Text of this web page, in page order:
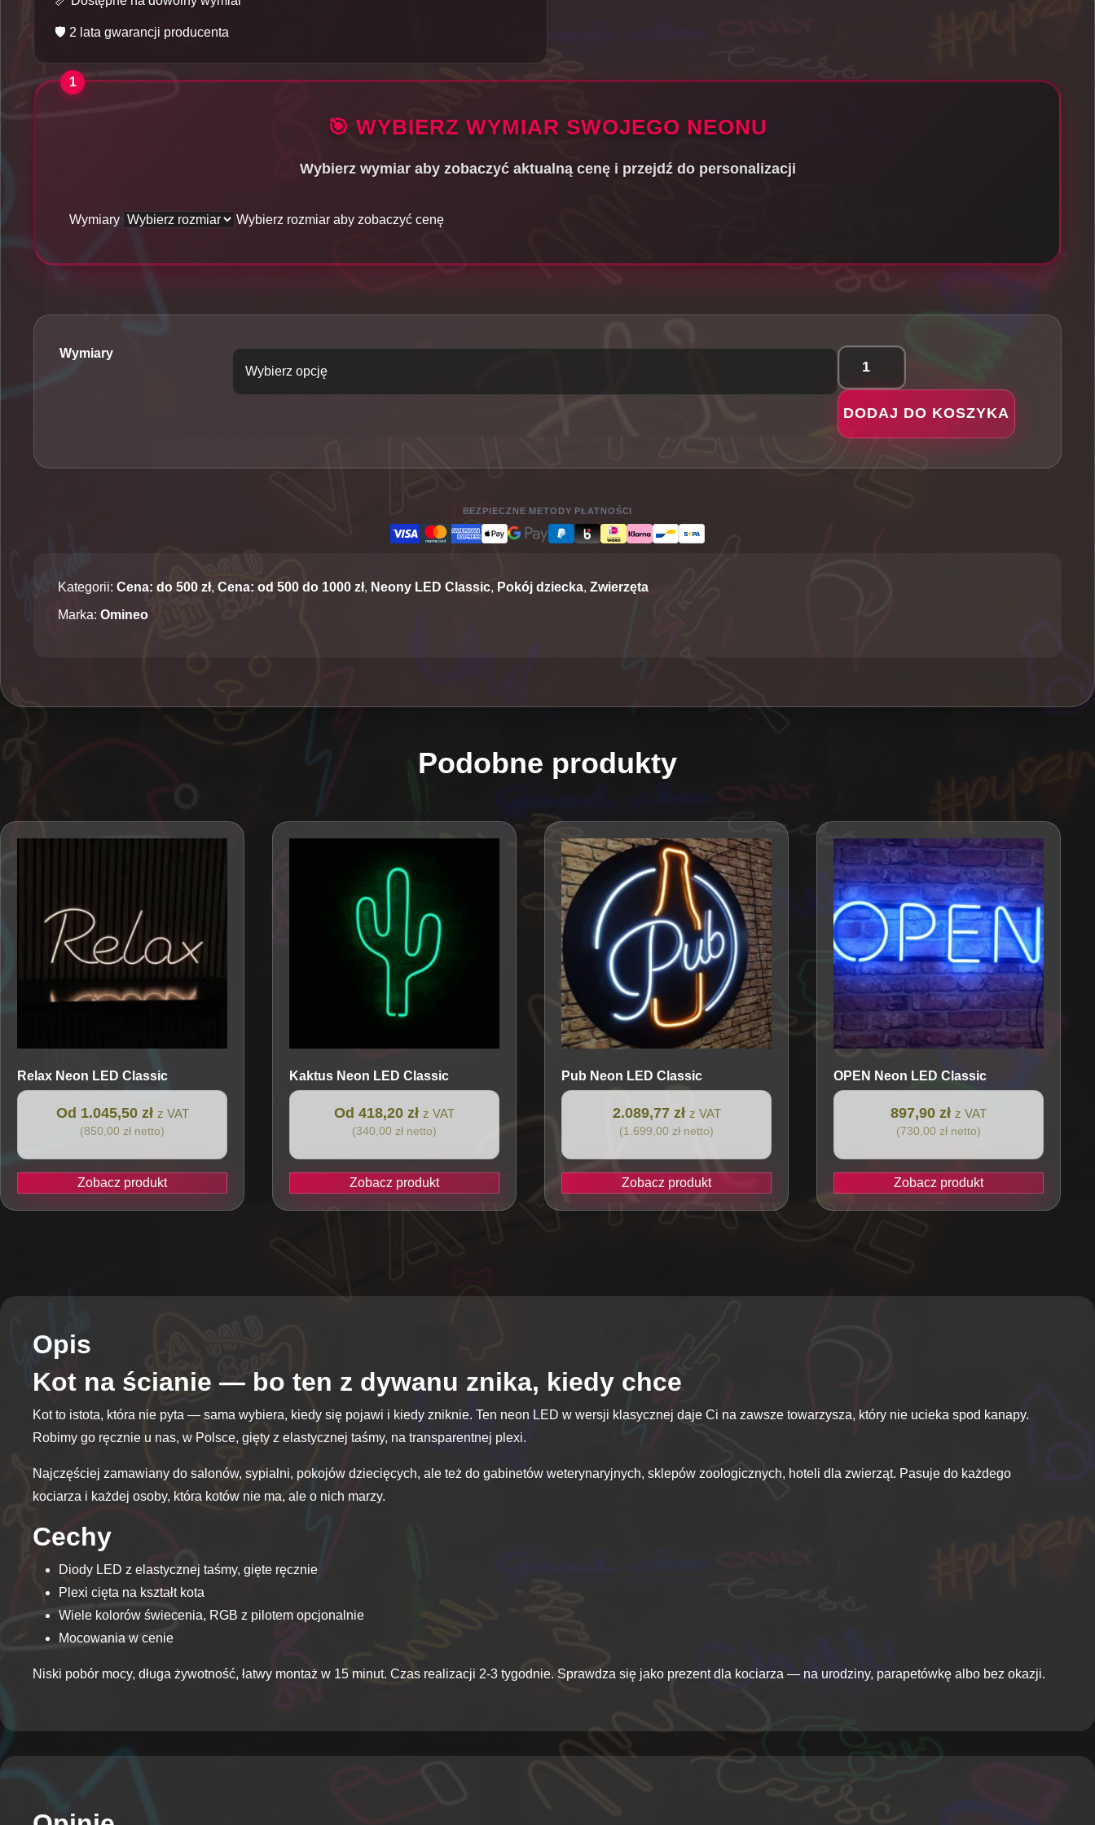
🛡️ 2 lata gwarancji producenta
🎯 WYBIERZ WYMIAR SWOJEGO NEONU
Wybierz wymiar aby zobaczyć aktualną cenę i przejdź do personalizacji
Wymiary Wybierz rozmiar aby zobaczyć cenę
Wymiary
ilość
Kot
Neon
Classic
DODAJ DO KOSZYKA
BEZPIECZNE METODY PŁATNOŚCI
Kategorii: Cena: do 500 zł, Cena: od 500 do 1000 zł, Neony LED Classic, Pokój dziecka, Zwierzęta
Marka: Omineo
Podobne produkty
Relax Neon LED Classic
Od 1.045,50 zł z VAT
(850,00 zł netto)
Zobacz produkt
Opcje
wybrać
stronie
KaktusNeon LED Classic
Od 418,20 zł z VAT
(340,00 zł netto)
Zobacz produkt
Opcje
stronie
Pub Neon LED Classic
2.089,77 zł z VAT
(1.699,00 zł netto)
Zobacz produkt
OPEN Neon LED Classic
897,90 zł z VAT
(730,00 zł netto)
Zobacz produkt
Opis
Kot na ścianie — bo ten z dywanu znika, kiedy chce
Kot to istota, która nie pyta — sama wybiera, kiedy się pojawi i kiedy zniknie. Ten neon LED w wersji klasycznej daje Ci na zawsze towarzysza, który nie ucieka spod kanapy.
Robimy go ręcznie u nas, w Polsce, gięty z elastycznej taśmy, na transparentnej plexi.
Najczęściej zamawiany do salonów, sypialni, pokojów dziecięcych, ale też do gabinetów weterynaryjnych, sklepów zoologicznych, hoteli dla zwierząt. Pasuje do każdego
kociarza i każdej osoby, która kotów nie ma, ale o nich marzy.
Cechy
Diody LED z elastycznej taśmy, gięte ręcznie
Plexi cięta na kształt kota
Wiele kolorów świecenia, RGB z pilotem opcjonalnie
Mocowania w cenie
Niski pobór mocy, długa żywotność, łatwy montaż w 15 minut. Czas realizacji 2-3 tygodnie. Sprawdza się jako prezent dla kociarza — na urodziny, parapetówkę albo bez okazji.